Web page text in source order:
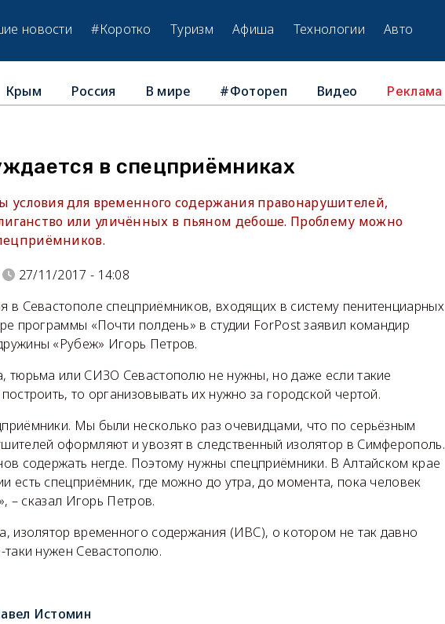
новости #Коротко Туризм Афиша Технологии Авто
Крым Россия В мире #Фотореп Видео Реклама
в спецприёмниках
условия для временного содержания правонарушителей,
или уличённых в пьяном дебоше. Проблему можно
27/11/2017 - 14:08
в Севастополе спецприёмников, входящих в систему пенитенциарных
программы «Почти полдень» в студии ForPost заявил командир
«Рубеж» Игорь Петров.
тюрьма или СИЗО Севастополю не нужны, но даже если такие
то организовывать их нужно за городской чертой.
Мы были несколько раз очевидцами, что по серьёзным
оформляют и увозят в следственный изолятор в Симферополь.
содержать негде. Поэтому нужны спецприёмники. В Алтайском крае
есть спецприёмник, где можно до утра, до момента, пока человек
– сказал Игорь Петров.
изолятор временного содержания (ИВС), о котором не так давно
нужен Севастополю.
Истомин